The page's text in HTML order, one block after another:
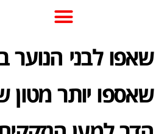
שאפו לבני הנוער
שאספו יותר מטון